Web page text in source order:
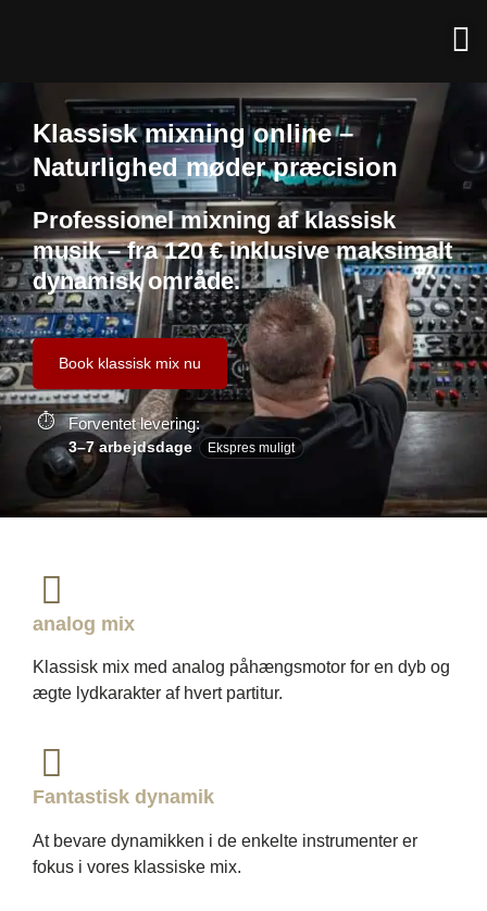
Klassisk mixning online –
Naturlighed møder præcision
Professionel mixning af klassisk
musik – fra 120 € inklusive maksimalt
dynamisk område.
Book klassisk mix nu
Forventet levering:
3–7 arbejdsdage Ekspres muligt
analog mix
Klassisk mix med analog påhængsmotor for en dyb og
ægte lydkarakter af hvert partitur.
Fantastisk dynamik
At bevare dynamikken i de enkelte instrumenter er
fokus i vores klassiske mix.